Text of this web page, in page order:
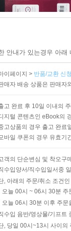
안내가 있는경우 아
이페이지 > 반품/교환 신
매자 배송 상품은 판매자
고 완료 후 10일 이내의
지털 콘텐츠인 eBook의
고상품의 경우 출고 완료
바일 쿠폰의 경우 유효기
객의 단순변심 및 착오구
수입양서/직수입일서중
, 아래의 주문/취소 조건
오늘 00시 ~ 06시 30분
오늘 06시 30분 이후 주
수입 음반/영상물/기프트
, 당일 00시~13시 사이의